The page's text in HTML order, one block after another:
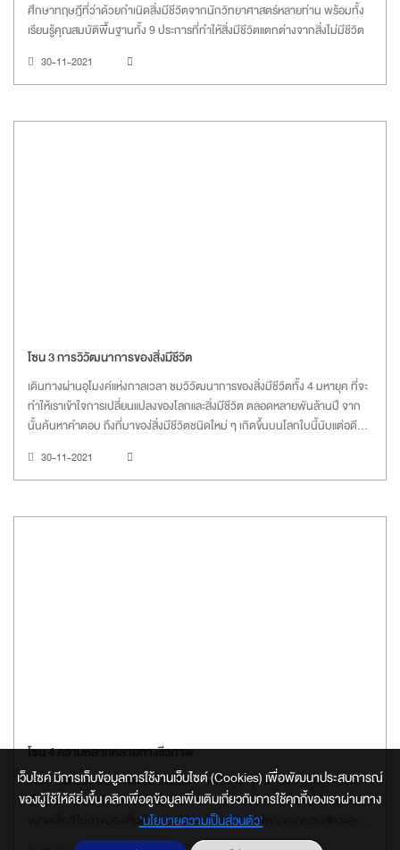
ศึกษาทฤษฎีที่ว่าด้วยกำเนิดสิ่งมีชีวิตจากนักวิทยาศาสตร์หลายท่าน พร้อมทั้ง
เรียนรู้คุณสมบัติพื้นฐานทั้ง 9 ประการที่ทำให้สิ่งมีชีวิตแตกต่างจากสิ่งไม่มีชีวิต
30-11-2021
โซน 3 การวิวัฒนาการของสิ่งมีชีวิต
เดินทางผ่านอุโมงค์แห่งกาลเวลา ชมวิวัฒนาการของสิ่งมีชีวิตทั้ง 4 มหายุค ที่จะ
ทำให้เราเข้าใจการเปลี่ยนแปลงของโลกและสิ่งมีชีวิต ตลอดหลายพันล้านปี จาก
นั้นค้นหาคำตอบ ถึงที่มาของ่สิ่งมีชีวิตชนิดใหม่ ๆ เกิดขึ้นบนโลกใบนี้นับแต่อดีต
30-11-2021
โซน 4 ความหลากหลายทางชีวภาพ
เดินตามสายวิวัฒนาการของสิ่งมีชีวิตจากอดีตสู่ปัจจุบัน ที่ในท้ายที่สุด แบ่งได้
เป็น 5 อาณาจักรใหญ่แห่งโลกสิ่งมีชีวิต พบความมหัศจรรย์ตั้งแต่สิ่งมีชีวิตที่มี
ขนาดเล็กที่ไม่อาจมองเห็นด้วยตาเปล่า และชมความยิ่งใหญ่ของขบวนสัตว์และพืช
นานาชนิดที่จำลองได้ราวกับมีชีวิต
เว็บไซค์ มีการเก็บข้อมูลการใช้งานเว็บไซต์ (Cookies) เพื่อพัฒนาประสบการณ์
ของผู้ใช้ให้ดียิ่งขึ้น คลิกเพื่อดูข้อมูลเพิ่มเติมเกี่ยวกับการใช้คุกกี้ของเราผ่านทาง
‘นโยบายความเป็นส่วนตัว'